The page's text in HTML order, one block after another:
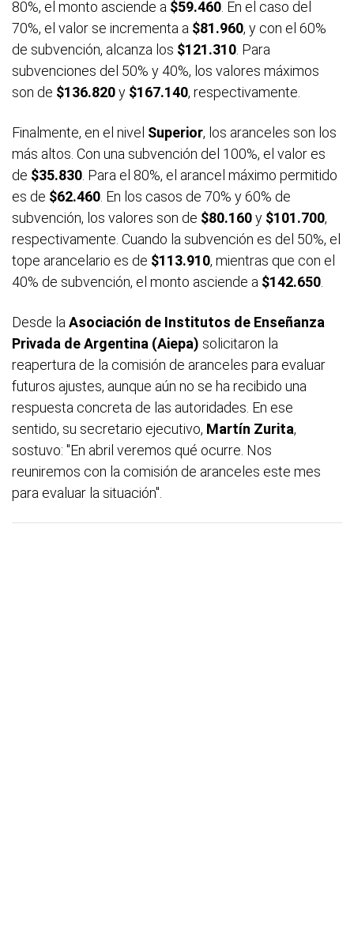
80%, el monto asciende a $59.460 . En el caso del
70%, el valor se incrementa a $81.960, y con el 60%
de subvención, alcanza los $121.310 . Para
subvenciones del 50% y 40%, los valores máximos
son de $136.820y $167.140, respectivamente.
Finalmente, en el nivel Superior, los aranceles son los
más altos. Con una subvención del 100%, el valor es
de $35.830 . Para el 80%, el arancel máximo permitido
es de $62.460 . En los casos de 70% y 60% de
subvención, los valores son de $80.160y $101.700,
respectivamente. Cuando la subvención es del 50%, el
tope arancelario es de $113.910, mientras que con el
40% de subvención, el monto asciende a $142.650
Desde la Asociación de Institutos de Enseñanza
Privada de Argentina (Aiepa) solicitaron la
reapertura de la comisión de aranceles para evaluar
futuros ajustes, aunque aún no se ha recibido una
respuesta concreta de las autoridades. En ese
sentido, su secretario ejecutivo, Martín Zurita,
sostuvo: "En abril veremos qué ocurre. Nos
reuniremos con la comisión de aranceles este mes
para evaluar la situación".